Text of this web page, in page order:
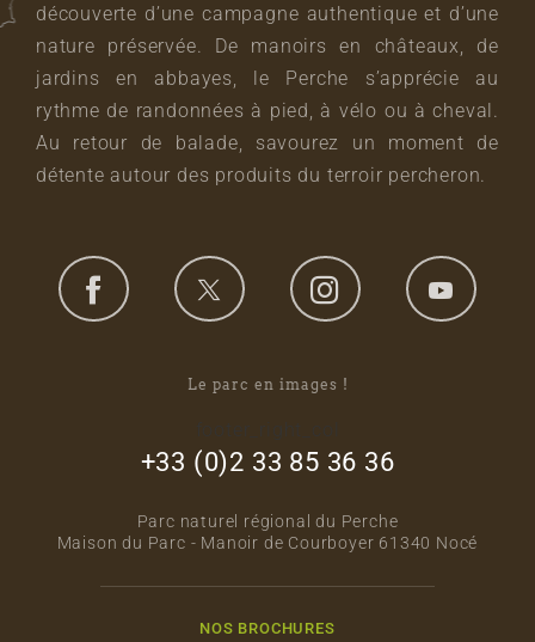
découverte d’une campagne authentique et d’une
nature préservée. De manoirs en châteaux, de
jardins en abbayes, le Perche s’apprécie au
rythme de randonnées à pied, à vélo ou à cheval.
Au retour de balade, savourez un moment de
détente autour des produits du terroir percheron.
Le parc en images !
+33 (0)2 33 85 36 36
Parc naturel régional du Perche
Maison du Parc - Manoir de Courboyer 61340 Nocé
NOS BROCHURES